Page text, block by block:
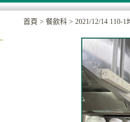
首頁 > 餐飲科 > 2021/12/14 110-